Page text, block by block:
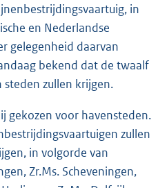
in
en Nederlandse
gelegenheid daarvan
bekend dat de twaalf
steden zullen krijgen.
gekozen voor havensteden.
zullen
in volgorde van
Zr.Ms. Scheveningen,